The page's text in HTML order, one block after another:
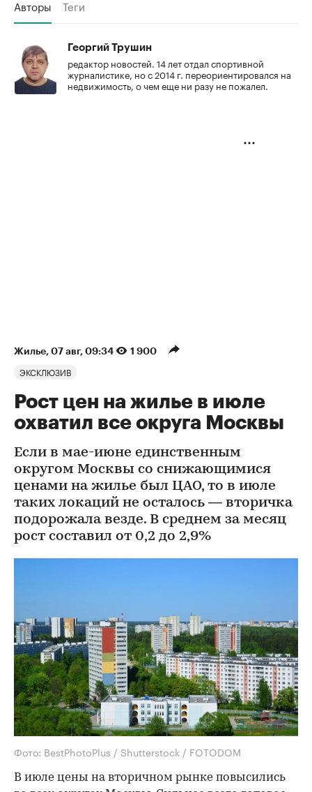
Авторы Теги
Георгий Трушин
редактор новостей. 14 лет отдал спортивной
журналистике, но с 2014 г. переориентировался на
недвижимость, о чем еще ни разу не пожалел.
Жилье⁠, 07 авг, 09:34 1 900
ЭКСКЛЮЗИВ
Рост цен на жилье в июле
охватил все округа Москвы
Если в мае-июне единственным
округом Москвы со снижающимися
ценами на жилье был ЦАО, то в июле
таких локаций не осталось — вторичка
подорожала везде. В среднем за месяц
рост составил от 0,2 до 2,9%
Фото: BestPhotoPlus / Shutterstock / FOTODOM
В июле цены на вторичном рынке повысились